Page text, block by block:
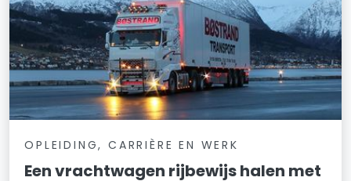
OPLEIDING, CARRIÈRE EN WERK
Een vrachtwagen rijbewijs halen met